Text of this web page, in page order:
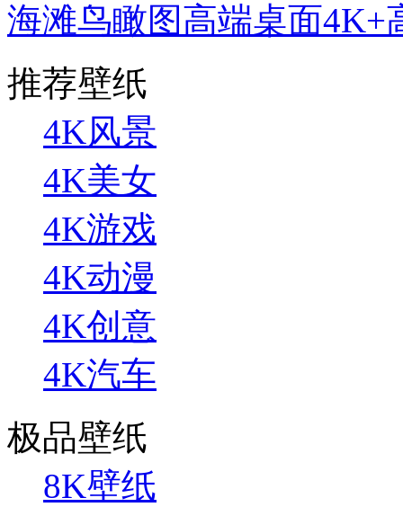
海滩鸟瞰图高端桌面4K+
推荐壁纸
4K风景
4K美女
4K游戏
4K动漫
4K创意
4K汽车
极品壁纸
8K壁纸